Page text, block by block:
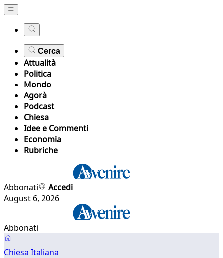
Cerca
Attualità
Politica
Mondo
Agorà
Podcast
Chiesa
Idee e Commenti
Economia
Rubriche
Abbonati
Accedi
August 6, 2026
Abbonati
Chiesa Italiana